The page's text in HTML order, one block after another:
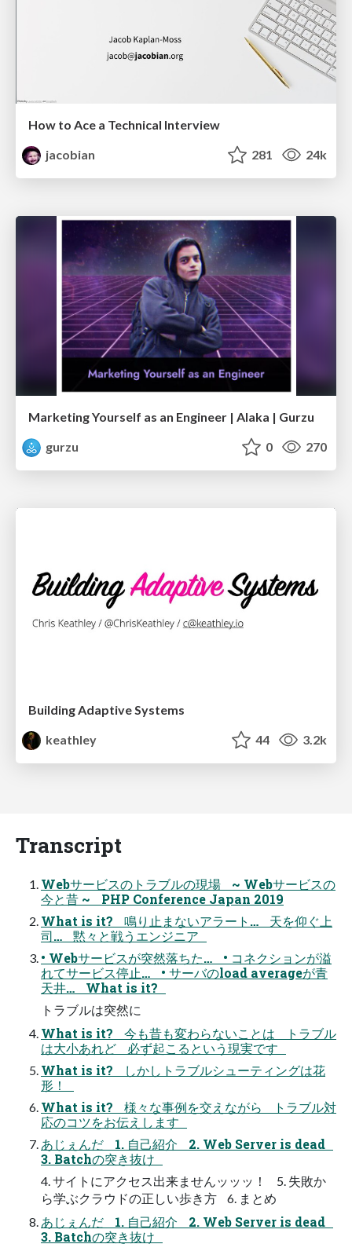
How to Ace a Technical Interview
jacobian
281 24k
Marketing Yourself as an Engineer | Alaka | Gurzu
gurzu
0 270
Building Adaptive Systems
keathley
44 3.2k
Transcript
Webサービスのトラブルの現場 ~ Webサービスの
今と昔 ~ PHP Conference Japan 2019
What is it? 鳴り止まないアラート… 天を仰ぐ上
司… 黙々と戦うエンジニア
• Webサービスが突然落ちた… • コネクションが溢
れてサービス停止… • サーバのload averageが青
天井… What is it?
トラブルは突然に
What is it? 今も昔も変わらないことは トラブル
は大小あれど 必ず起こるという現実です
What is it? しかしトラブルシューティングは花
形！
What is it? 様々な事例を交えながら トラブル対
応のコツをお伝えします
あじぇんだ 1. 自己紹介 2. Web Server is dead
3. Batchの突き抜け
4. サイトにアクセス出来ませんッッッ！ 5. 失敗か
ら学ぶクラウドの正しい歩き方 6. まとめ
あじぇんだ 1. 自己紹介 2. Web Server is dead
3. Batchの突き抜け